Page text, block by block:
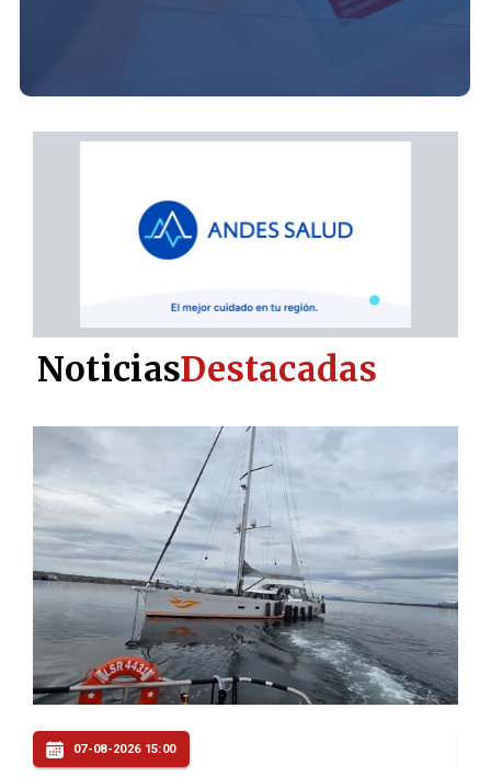
07-08-2026 14:00
NoticiasDestacadas